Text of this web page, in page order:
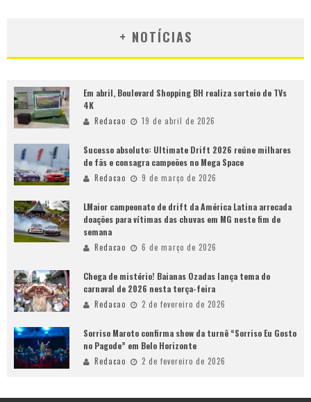
+ NOTÍCIAS
Em abril, Boulevard Shopping BH realiza sorteio de TVs
4K
Redacao 19 de abril de 2026
Sucesso absoluto: Ultimate Drift 2026 reúne milhares
de fãs e consagra campeões no Mega Space
Redacao 9 de março de 2026
LMaior campeonato de drift da América Latina arrecada
doações para vítimas das chuvas em MG neste fim de
semana
Redacao 6 de março de 2026
Chega de mistério! Baianas Ozadas lança tema do
carnaval de 2026 nesta terça-feira
Redacao 2 de fevereiro de 2026
Sorriso Maroto confirma show da turnê “Sorriso Eu Gosto
no Pagode” em Belo Horizonte
Redacao 2 de fevereiro de 2026